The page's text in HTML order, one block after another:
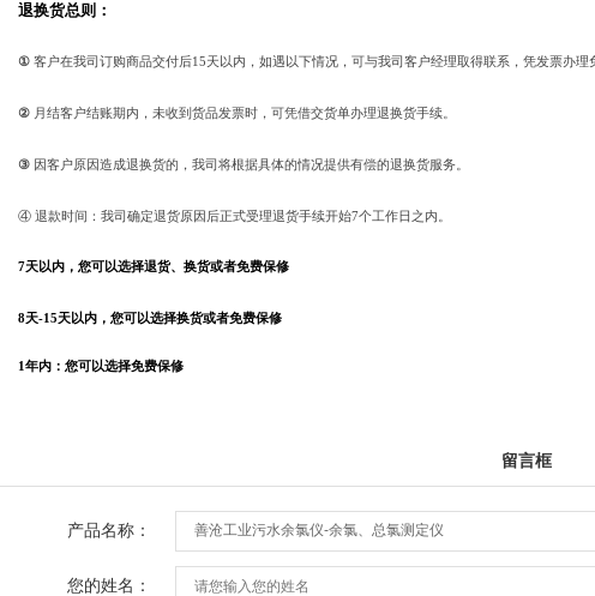
退换货总则：
① 客户在我司 订购商品交付后15天以内，如遇以下情况，可与我司 客户经理取得联系，凭发票办理
② 月结客户结账期内，未收到货品发票时，可凭借交货单办理退换货手续。
③ 因客户原因造成退换货的， 我司 将根据具体的情况提供有偿的退换货服务。
④ 退款时间： 我司 确定退货原因后正式受理退货手续开始7个工作日之内。
7天以内，您可以选择退货、换货或者免费保修
8天-15天以内， 您可以选择换货或者免费保修
1年内 ：您可以选择免费保修
留言框
产品名称：
您的姓名：